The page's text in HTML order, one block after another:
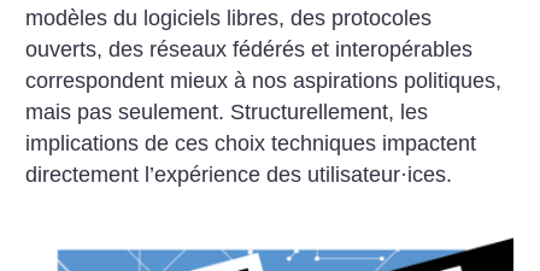
modèles du logiciels libres, des protocoles
ouverts, des réseaux fédérés et interopérables
correspondent mieux à nos aspirations politiques,
mais pas seulement. Structurellement, les
implications de ces choix techniques impactent
directement l’expérience des utilisateur·ices.